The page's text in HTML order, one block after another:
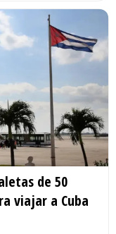
de 50
viajar a Cuba